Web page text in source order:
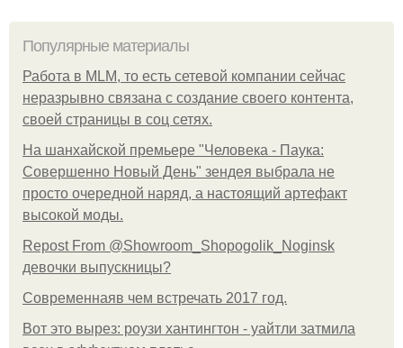
Популярные материалы
Работа в MLM, то есть сетевой компании сейчас
неразрывно связана с создание своего контента,
своей страницы в соц сетях.
На шанхайской премьере "Человека - Паука:
Совершенно Новый День" зендея выбрала не
просто очередной наряд, а настоящий артефакт
высокой моды.
Repost From @Showroom_Shopogolik_Noginsk
девочки выпускницы?
Современнаяв чем встречать 2017 год.
Вот это вырез: роузи хантингтон - уайтли затмила